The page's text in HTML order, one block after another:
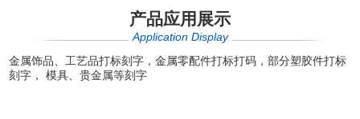
产品应用展示
Application Display
金属饰品、工艺品打标刻字，金属零配件打标打码，部分塑胶件打标
刻字， 模具、贵金属等刻字